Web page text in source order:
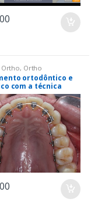
Ortho, Ortho
ortodôntico e
com a técnica